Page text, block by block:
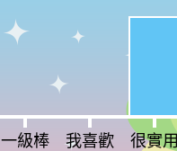
一級棒:0%我喜歡:0%
一級棒 我喜歡 很實用